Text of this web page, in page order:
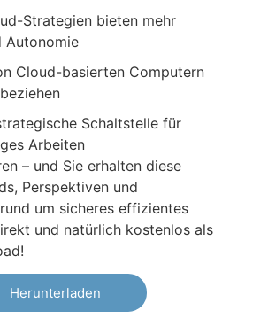
Strategien bieten mehr
Autonomie
Cloud-basierten Computern
Schaltstelle für
Arbeiten
– und Sie erhalten diese
Perspektiven und
um sicheres effizientes
und natürlich kostenlos als
Herunterladen